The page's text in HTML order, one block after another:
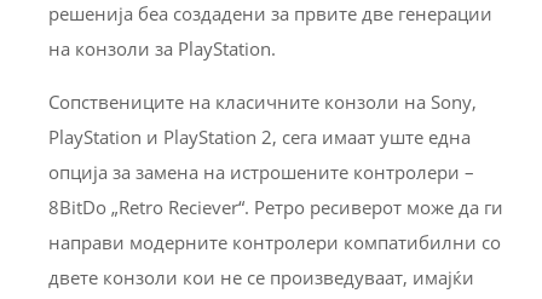
решенија беа создадени за првите две генерации
на конзоли за PlayStation.
Сопствениците на класичните конзоли на Sony,
PlayStation и PlayStation 2, сега имаат уште една
опција за замена на истрошените контролери –
8BitDo „Retro Reciever“. Ретро ресиверот може да ги
направи модерните контролери компатибилни со
двете конзоли кои не се произведуваат, имајќи